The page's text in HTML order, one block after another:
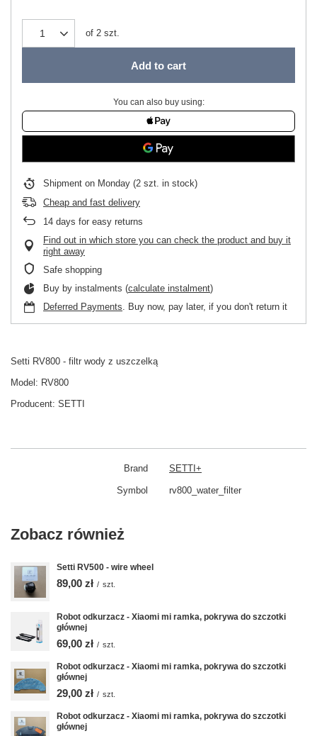
of 2 szt.
Add to cart
You can also buy using:
Shipment on Monday (2 szt. in stock)
Cheap and fast delivery
14 days for easy returns
Find out in which store you can check the product and buy it
right away
Safe shopping
Buy by instalments (calculate instalment)
Deferred Payments. Buy now, pay later, if you don't return it
Setti RV800 - filtr wody z uszczelką
Model: RV800
Producent: SETTI
Brand SETTI+
Symbol rv800_water_filter
Zobacz również
Setti RV500 - wire wheel
89,00 zł / szt.
Robot odkurzacz - Xiaomi mi ramka, pokrywa do szczotki
głównej
69,00 zł / szt.
Robot odkurzacz - Xiaomi mi ramka, pokrywa do szczotki
głównej
29,00 zł / szt.
Robot odkurzacz - Xiaomi mi ramka, pokrywa do szczotki
głównej